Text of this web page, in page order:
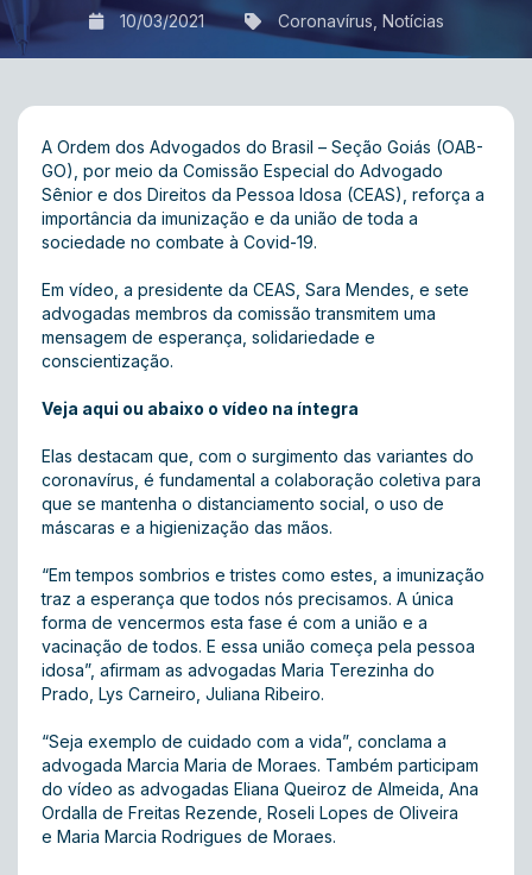
10/03/2021 Coronavírus Notícias
A Ordem dos Advogados do Brasil – Seção Goiás (OAB-
GO), por meio da Comissão Especial do Advogado
Sênior e dos Direitos da Pessoa Idosa (CEAS), reforça a
importância da imunização e da união de toda a
sociedade no combate à Covid-19.
Em vídeo, a presidente da CEAS, Sara Mendes, e sete
advogadas membros da comissão transmitem uma
mensagem de esperança, solidariedade e
conscientização.
Veja aqui ou abaixo o vídeo na íntegra
Elas destacam que, com o surgimento das variantes do
coronavírus, é fundamental a colaboração coletiva para
que se mantenha o distanciamento social, o uso de
máscaras e a higienização das mãos.
“Em tempos sombrios e tristes como estes, a imunização
traz a esperança que todos nós precisamos. A única
forma de vencermos esta fase é com a união e a
vacinação de todos. E essa união começa pela pessoa
idosa”, afirmam as advogadas Maria Terezinha do
Prado, Lys Carneiro, Juliana Ribeiro.
“Seja exemplo de cuidado com a vida”, conclama a
advogada Marcia Maria de Moraes. Também participam
do vídeo as advogadas Eliana Queiroz de Almeida, Ana
Ordalla de Freitas Rezende, Roseli Lopes de Oliveira
e Maria Marcia Rodrigues de Moraes .